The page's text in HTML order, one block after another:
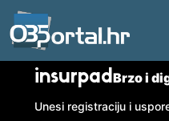
insurpadBrzo i
Unesi registraciju i